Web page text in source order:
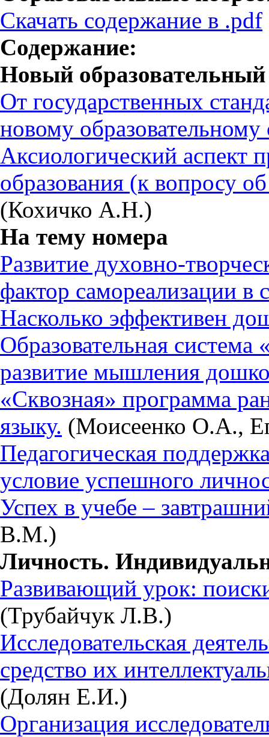
Скачать содержание в .pdf
Содержание:
Новый образовательный
От государственных
новому образовательному
Аксиологический аспект
образования (к вопросу
(Кохичко А.Н.)
На тему номера
Развитие духовно-
фактор самореализации в
Насколько эффективен
Образовательная
развитие мышления
«Сквозная» программа
языку. (Моисеенко О.А.,
Педагогическая
условие успешного
Успех в учебе –
В.М.)
Личность.
Развивающий урок:
(Трубайчук Л.В.)
Исследовательская
средство их
(Долян Е.И.)
Организация